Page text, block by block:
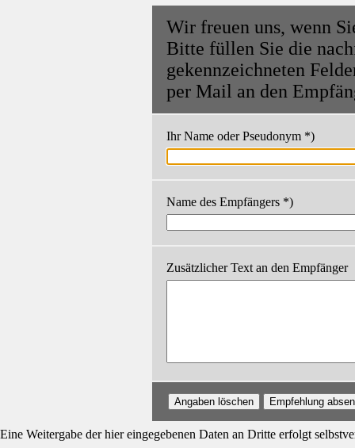
Wir freuen uns, wenn
Bitte füllen Sie die
gekennzeichneten
per Mail an den
Ihr Name oder Pseudonym *)
Name des Empfängers *)
Zusätzlicher Text an den Empfänger
Angaben löschen Empfehlung
Eine Weitergabe der hier eingegebenen Daten an Dritte erfolgt